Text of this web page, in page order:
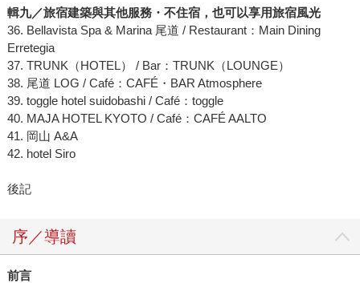
輯九／旅宿建築與其他服務・ 不住宿，也可以享用旅宿風光
36. Bellavista Spa & Marina 尾道 / Restaurant：Main Dining
Erretegia
37. TRUNK（HOTEL） / Bar：TRUNK（LOUNGE）
38. 尾道 LOG / Café：CAFÉ・BAR Atmosphere
39. toggle hotel suidobashi / Café：toggle
40. MAJA HOTEL KYOTO / Café：CAFÉ AALTO
41. 岡山 A&A
42. hotel Siro
後記
序／導讀
前言